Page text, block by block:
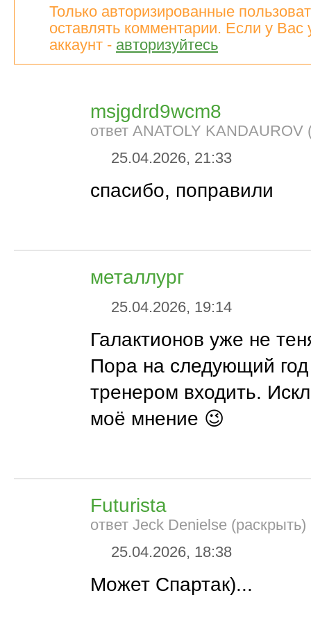
Только авторизированные
оставлять комментарии. Если у Вас
аккаунт - авторизуйтесь
msjgdrd9wcm8
ответ ANATOLY KANDAUROV
25.04.2026, 21:33
спасибо, поправили
металлург
25.04.2026, 19:14
Галактионов уже не
Пора на следующий
тренером входить.
моё мнение 😉
Futurista
ответ Jeck Denielse (раскрыть)
25.04.2026, 18:38
Может Спартак)...